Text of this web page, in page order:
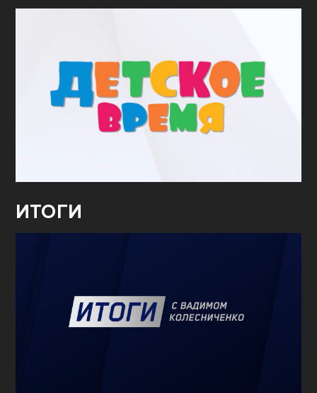
ИТОГИ